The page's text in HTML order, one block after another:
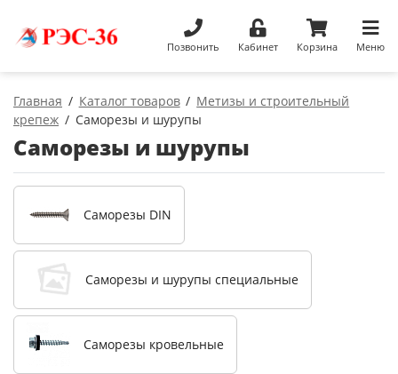
Позвонить Кабинет Корзина Меню
Главная Каталог товаров
Метизы и строительный
крепеж
Саморезы и шурупы
Саморезы и шурупы
Саморезы DIN
Саморезы и шурупы специальные
Саморезы кровельные